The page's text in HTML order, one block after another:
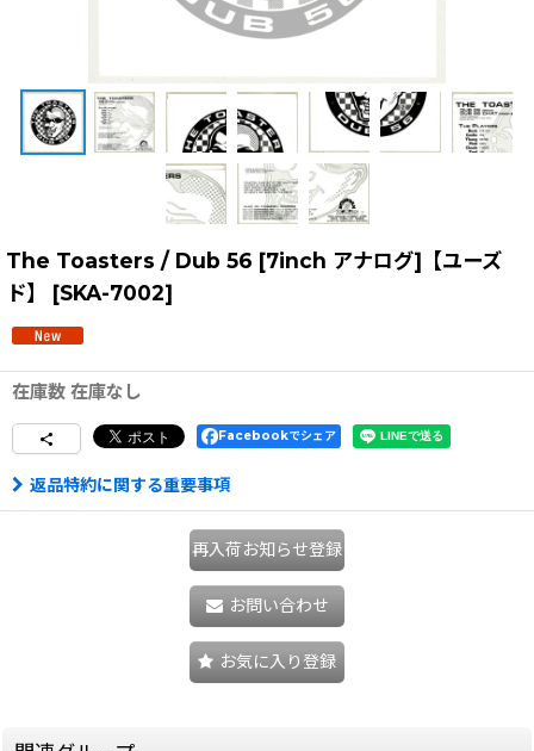
The Toasters / Dub 56 [7inch アナログ]【ユーズ
ド】
[SKA-7002]
在庫数 在庫なし
Facebookでシェア
返品特約に関する重要事項
再入荷お知らせ登録
お問い合わせ
お気に入り登録